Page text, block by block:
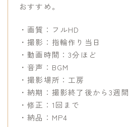
おすすめ。
・画質：フルHD
・撮影：指輪作り当日
・動画時間：3分ほど
・音声：BGM
・撮影場所：工房
・納期：撮影終了後から3週間
・修正：1回まで
・納品：MP4